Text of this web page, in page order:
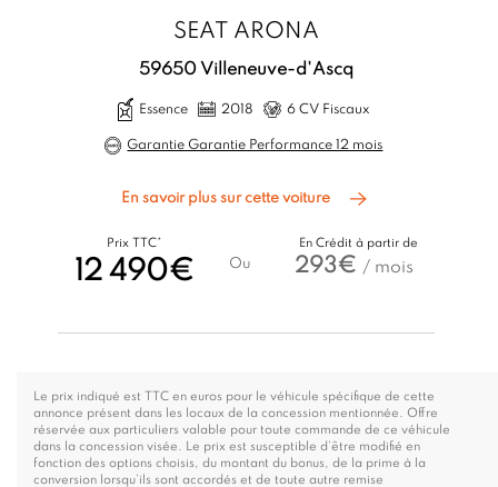
SEAT ARONA
59650 Villeneuve-d'Ascq
Essence 2018 6 CV Fiscaux
Garantie Garantie Performance 12 mois
En savoir plus sur cette voiture
Prix TTC*
12 490€ Ou
En Crédit à partir de
293€ / mois
Le prix indiqué est TTC en euros pour le véhicule spécifique de cette
annonce présent dans les locaux de la concession mentionnée. Offre
réservée aux particuliers valable pour toute commande de ce véhicule
dans la concession visée. Le prix est susceptible d’être modifié en
fonction des options choisis, du montant du bonus, de la prime à la
conversion lorsqu’ils sont accordés et de toute autre remise